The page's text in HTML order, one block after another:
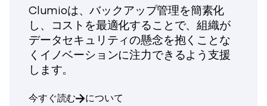
Clumioは、バックアップ管理を簡素化
し、コストを最適化することで、組織が
データセキュリティの懸念を抱くことな
くイノベーションに注力できるよう支援
します。
今すぐ読むClumio
を活用したAWSワークロードのサイバー
について